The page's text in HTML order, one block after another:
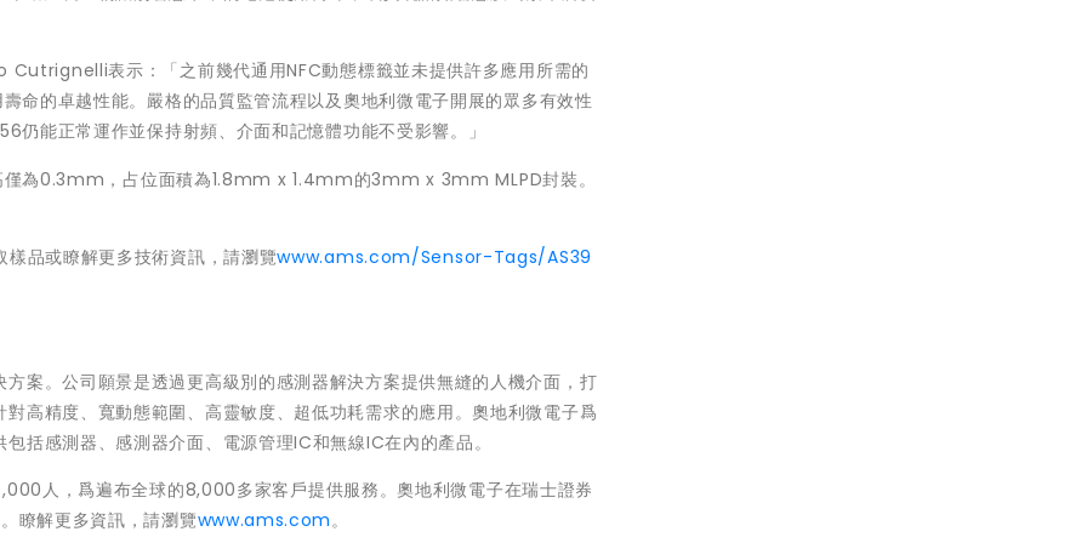
表示：「之前幾代通用NFC動態標籤並未提供許多應用所需的
命的卓越性能。嚴格的品質監管流程以及奧地利微電子開展的眾多有效性
仍能正常運作並保持射頻、介面和記憶體功能不受影響。」
僅為0.3mm，占位面積為1.8mm x 1.4mm的3mm x 3mm MLPD封裝。
品或瞭解更多技術資訊，請瀏覽www.ams.com/Sensor-Tags/AS39
案。公司願景是透過更高級別的感測器解決方案提供無縫的人機介面，打
高精度、寬動態範圍、高靈敏度、超低功耗需求的應用。奧地利微電子爲
括感測器、感測器介面、電源管理IC和無線IC在內的產品。
人，爲遍布全球的8,000多家客戶提供服務。奧地利微電子在瑞士證券
瞭解更多資訊，請瀏覽www.ams.com。